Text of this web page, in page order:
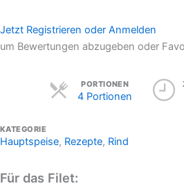
Jetzt Registrieren oder Anmelden
um Bewertungen abzugeben oder
PORTIONEN
4 Portionen
Servings
KATEGORIE
Hauptspeise, Rezepte, Rind
Für das Filet: